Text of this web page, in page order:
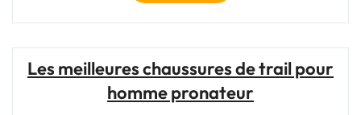
les
Meilleures
Running
Pour
Les meilleures chaussures de trail pour
homme pronateur